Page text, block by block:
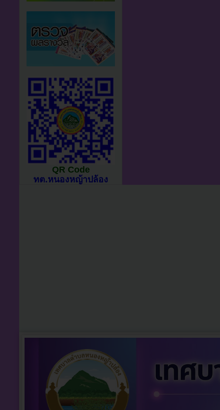
QR Code
ทต.หนองหญ้าปล้อง